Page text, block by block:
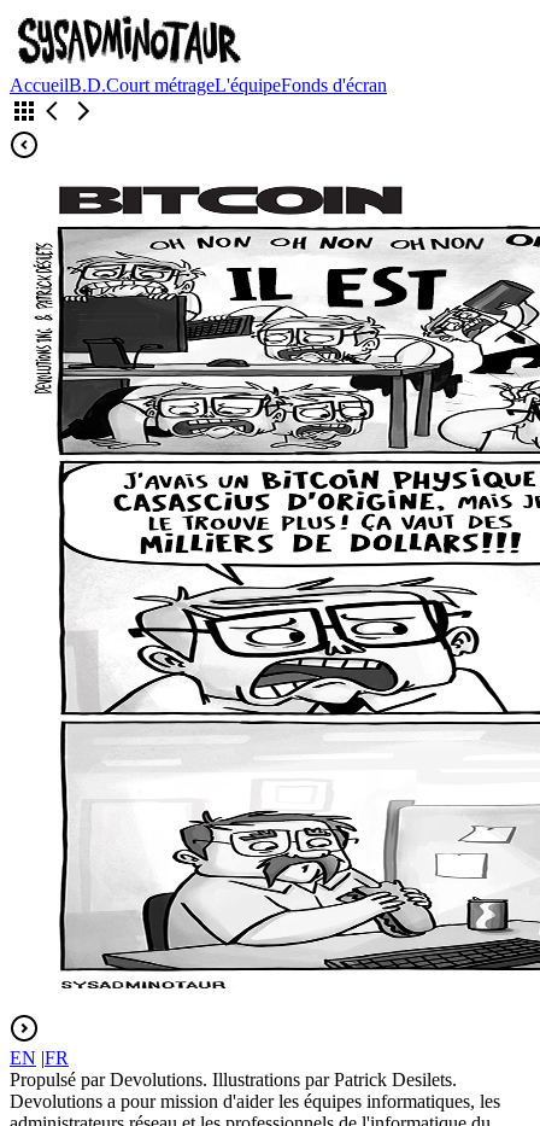
AccueilB.D.Court métrageL'équipeFonds d'écran
EN |FR
Propulsé par Devolutions. Illustrations par Patrick Desilets.
Devolutions a pour mission d'aider les équipes informatiques, les